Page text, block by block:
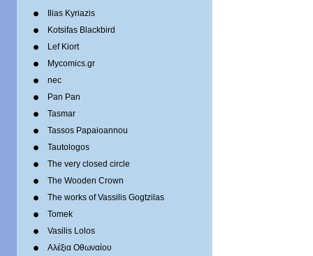
Ilias Kyriazis
Kotsifas Blackbird
Lef Kiort
Mycomics.gr
nec
Pan Pan
Tasmar
Tassos Papaioannou
Tautologos
The very closed circle
The Wooden Crown
The works of Vassilis Gogtzilas
Tomek
Vasilis Lolos
Αλέξια Οθωναίου